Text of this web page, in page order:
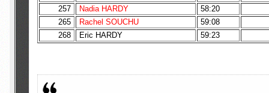
257
Nadia HARDY
58:20
265
Rachel SOUCHU
59:08
268
Eric HARDY 59:23